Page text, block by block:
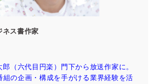
ネス書作家
郎（六代目円楽）門下から放送作家に。
組の企画・構成を手がける業界経験を活